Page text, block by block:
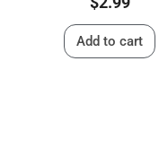
Add to cart